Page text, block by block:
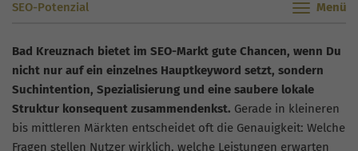
SEO-Potenzial
Bad Kreuznach bietet im SEO-Markt gute Chancen, wenn Du
nicht nur auf ein einzelnes Hauptkeyword setzt, sondern
Suchintention, Spezialisierung und eine saubere lokale
Struktur konsequent zusammendenkst. Gerade in kleineren
bis mittleren Märkten entscheidet oft die Genauigkeit: Welche
Fragen stellen Nutzer wirklich, welche Leistungen erwarten